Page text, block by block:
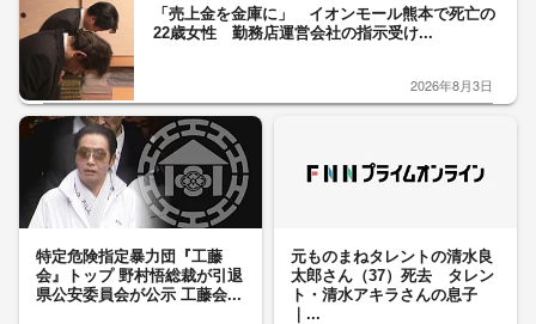
「売上金を金庫に」 イオンモール熊本で死亡の
22歳女性 勤務店運営会社の指示受け...
2026年8月3日
特定危険指定暴力団『工藤
会』トップ 野村悟総裁が引退
県公安委員会が公示 工藤会...
元ものまねタレントの清水良
太郎さん（37）死去 タレン
ト・清水アキラさんの息子
｜...